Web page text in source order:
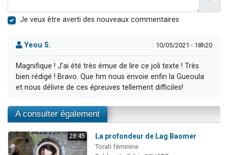
Je veux être averti des nouveaux commentaires
Yeou S. 10/05/2021 - 18h20
Magnifique ! J’ai été très émue de lire ce joli texte ! Très
bien rédigé ! Bravo. Que hm nous envoie enfin la Gueoula
et nous délivre de ces épreuves tellement difficiles!
A consulter également
28:45 La profondeur de Lag Baomer
Torah féminine